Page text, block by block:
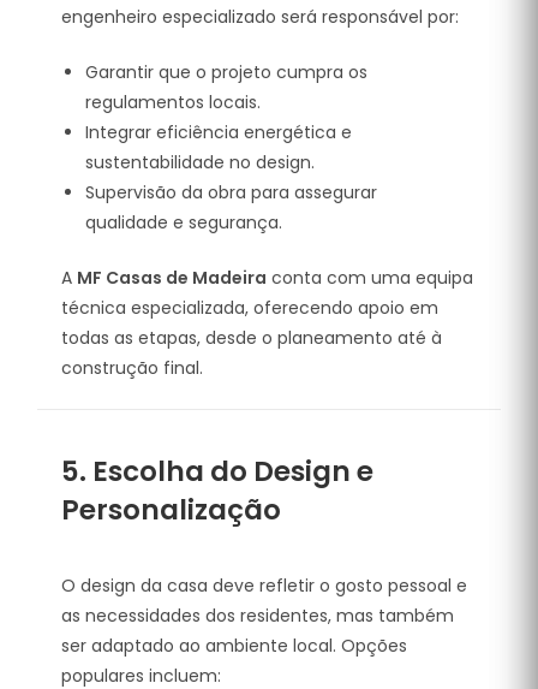
engenheiro especializado será responsável por:
Garantir que o projeto cumpra os
regulamentos locais.
Integrar eficiência energética e
sustentabilidade no design.
Supervisão da obra para assegurar
qualidade e segurança.
A MF Casas de Madeira conta com uma equipa
técnica especializada, oferecendo apoio em
todas as etapas, desde o planeamento até à
construção final.
5. Escolha do Design e
Personalização
O design da casa deve refletir o gosto pessoal e
as necessidades dos residentes, mas também
ser adaptado ao ambiente local. Opções
populares incluem: